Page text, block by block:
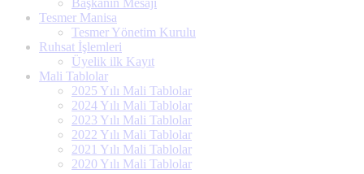
Başkanın Mesajı
Tesmer Manisa
Tesmer Yönetim Kurulu
Ruhsat İşlemleri
Üyelik ilk Kayıt
Mali Tablolar
2025 Yılı Mali Tablolar
2024 Yılı Mali Tablolar
2023 Yılı Mali Tablolar
2022 Yılı Mali Tablolar
2021 Yılı Mali Tablolar
2020 Yılı Mali Tablolar